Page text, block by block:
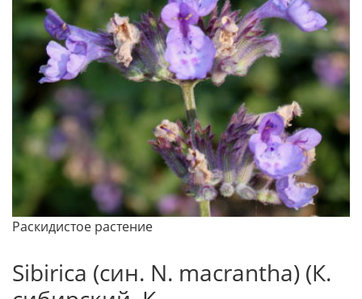
Раскидистое растение
Sibirica (син. N. macrantha) (К.